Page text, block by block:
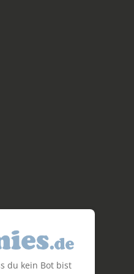
du kein Bot bist